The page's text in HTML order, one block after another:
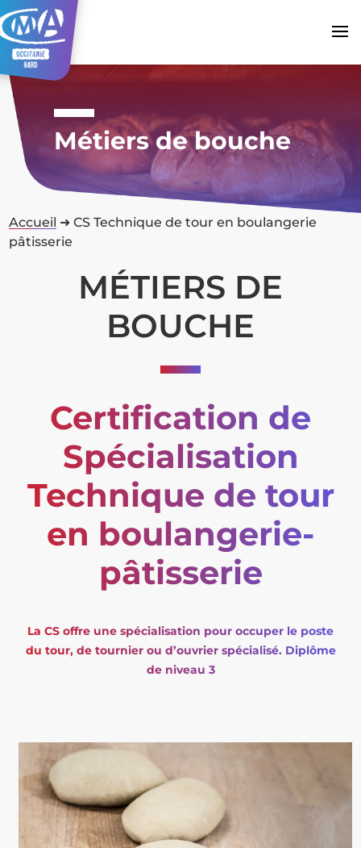
Métiers de bouche
Accueil ➜CS Technique de tour en boulangerie
pâtisserie
MÉTIERS DE
BOUCHE
Certification de
Spécialisation
Technique de tour
en boulangerie-
pâtisserie
La CS offre une spécialisation pour occuper le poste
du tour, de tournier ou d’ouvrier spécialisé. Diplôme
de niveau 3